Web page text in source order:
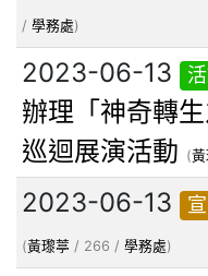
/ 學務處)
2023-06-13
辦理「神奇轉
巡迴展演活動 (黃
2023-06-13
(黃瓈葶 / 266 / 學務處)